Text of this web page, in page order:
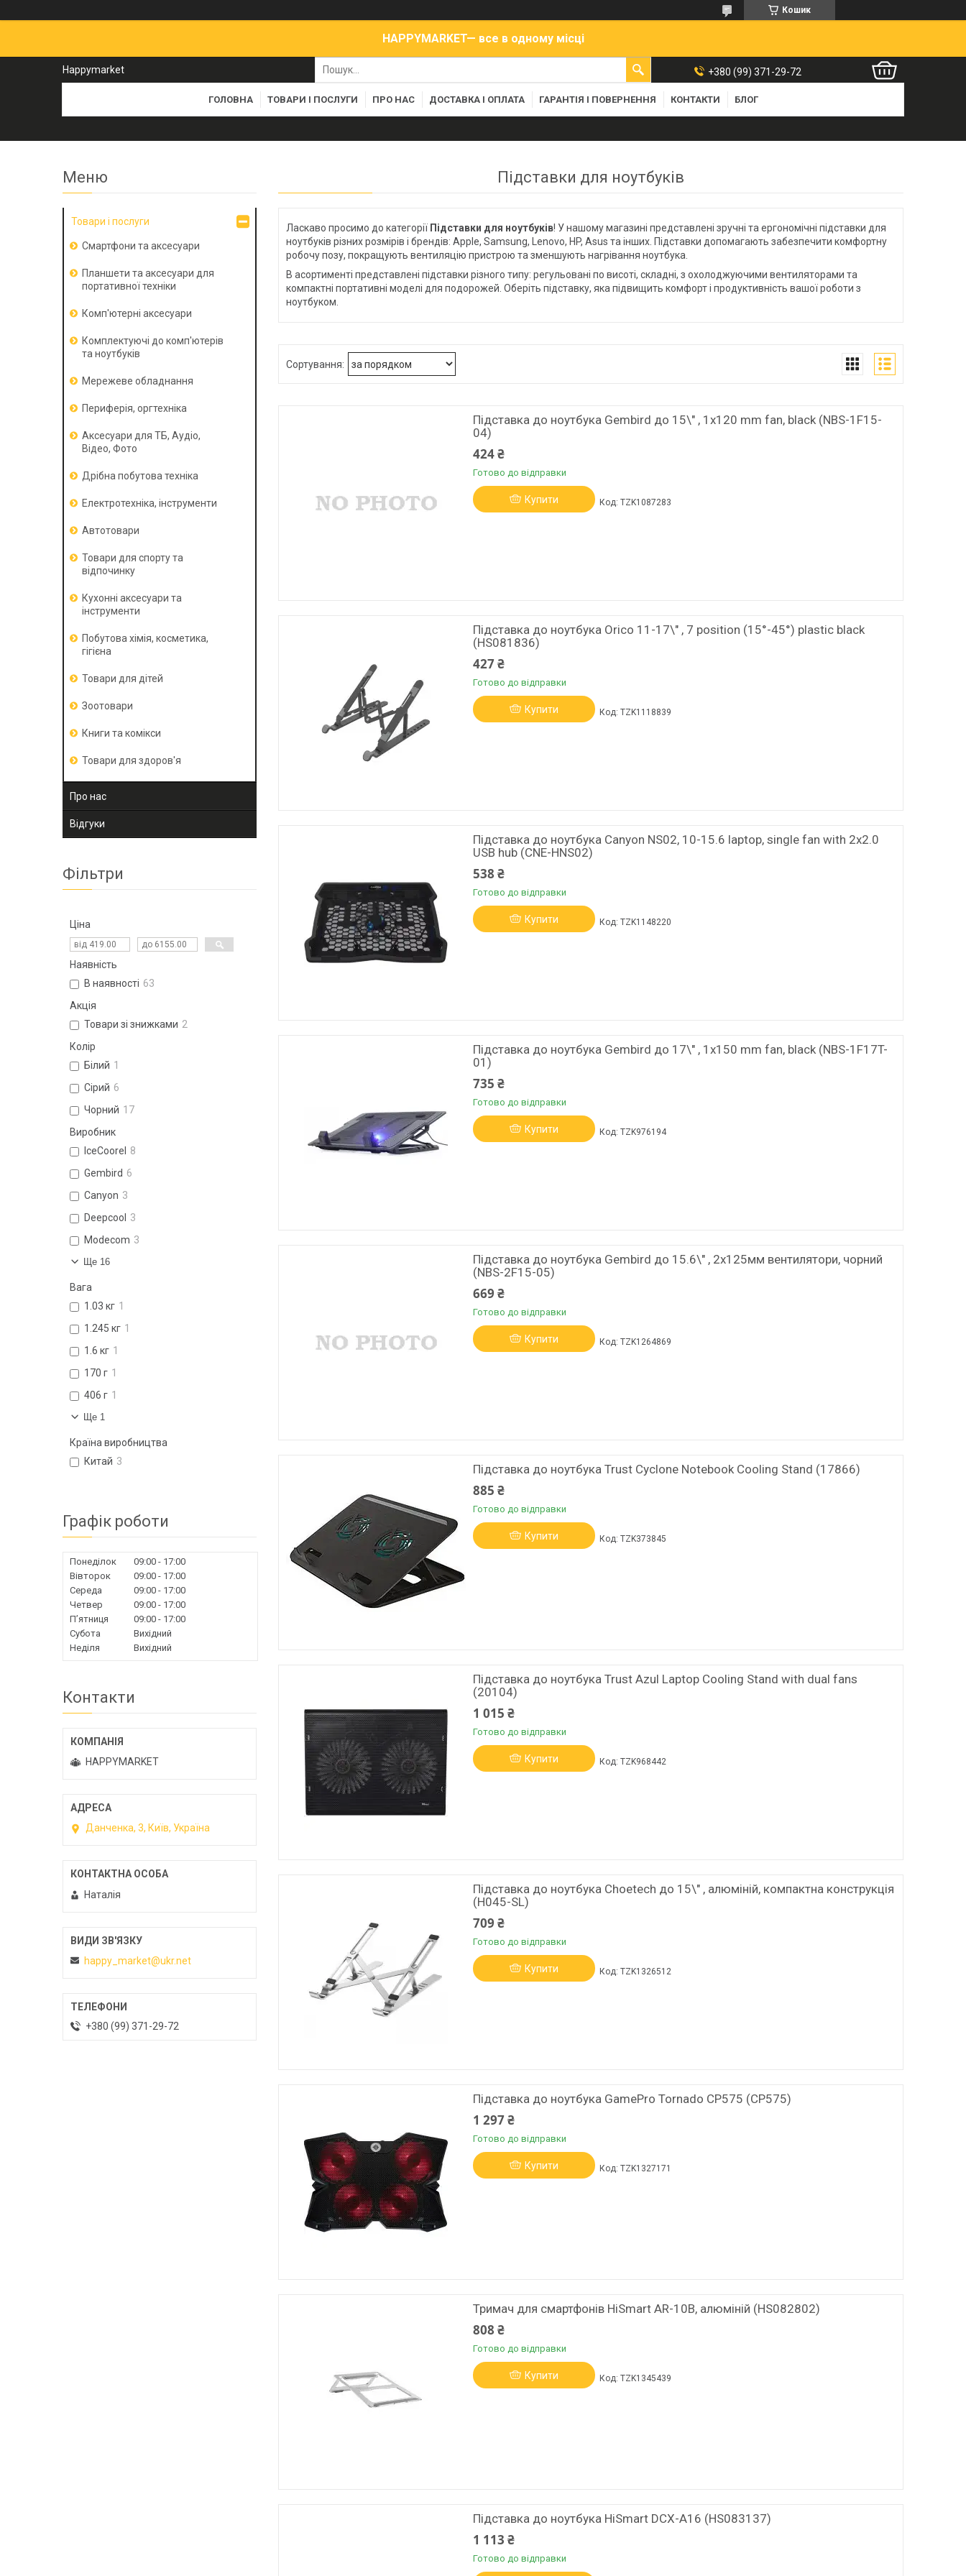
Кошик
HAPPYMARKET— все в одному місці
Happymarket +380 (99) 371-29-72
ГОЛОВНА ТОВАРИ І ПОСЛУГИ ПРО НАС ДОСТАВКА І ОПЛАТА ГАРАНТІЯ І ПОВЕРНЕННЯ КОНТАКТИ БЛОГ
Підставки для ноутбуків
Ласкаво просимо до категорії Підставки для ноутбуків! У нашому магазині представлені зручні та ергономічні підставки для
ноутбуків різних розмірів і брендів: Apple, Samsung, Lenovo, HP, Asus та інших. Підставки допомагають забезпечити комфортну
робочу позу, покращують вентиляцію пристрою та зменшують нагрівання ноутбука.
В асортименті представлені підставки різного типу: регульовані по висоті, складні, з охолоджуючими вентиляторами та
компактні портативні моделі для подорожей. Оберіть підставку, яка підвищить комфорт і продуктивність вашої роботи з
ноутбуком.
Підставка до ноутбука Gembird до 15\" , 1x120 mm fan, black (NBS-1F15-
04)
424 ₴
Готово до відправки
Купити TZK1087283
Підставка до ноутбука Orico 11-17\" , 7 position (15°-45°) plastic black
(HS081836)
427 ₴
Готово до відправки
Купити TZK1118839
Підставка до ноутбука Canyon NS02, 10-15.6 laptop, single fan with 2x2.0
USB hub (CNE-HNS02)
538 ₴
Готово до відправки
Купити TZK1148220
Підставка до ноутбука Gembird до 17\" , 1x150 mm fan, black (NBS-1F17T-
01)
735 ₴
Готово до відправки
Купити TZK976194
Підставка до ноутбука Gembird до 15.6\" , 2x125мм вентилятори, чорний
(NBS-2F15-05)
669 ₴
Готово до відправки
Купити TZK1264869
Підставка до ноутбука Trust Cyclone Notebook Cooling Stand (17866)
885 ₴
Готово до відправки
Купити TZK373845
Підставка до ноутбука Trust Azul Laptop Cooling Stand with dual fans
(20104)
1 015 ₴
Готово до відправки
Купити TZK968442
Підставка до ноутбука Choetech до 15\" , алюміній, компактна конструкція
(H045-SL)
709 ₴
Готово до відправки
Купити TZK1326512
Підставка до ноутбука GamePro Tornado CP575 (CP575)
1 297 ₴
Готово до відправки
Купити TZK1327171
Тримач для смартфонів HiSmart AR-10B, алюміній (HS082802)
808 ₴
Готово до відправки
Купити TZK1345439
Підставка до ноутбука HiSmart DCX-A16 (HS083137)
1 113 ₴
Готово до відправки
Товари і послуги
Смартфони та аксесуари
Планшети та аксесуари для
портативної техніки
Комп'ютерні аксесуари
Комплектуючі до комп'ютерів
та ноутбуків
Мережеве обладнання
Периферія, оргтехніка
Аксесуари для ТБ, Аудіо,
Відео, Фото
Дрібна побутова техніка
Електротехніка, інструменти
Автотовари
Товари для спорту та
відпочинку
Кухонні аксесуари та
інструменти
Побутова хімія, косметика,
гігієна
Товари для дітей
Зоотовари
Книги та комікси
Товари для здоров'я
Про нас
Відгуки
Фільтри
Ціна
Наявність
В наявності 63
Акція
Товари зі знижками 2
Колір
Білий 1
Сірий 6
Чорний 17
Виробник
IceCoorel
8
Gembird 6
Canyon 3
Deepcool
3
Modecom 3
Ще 16
Вага
1.03 кг 1
1.245 кг 1
1.6 кг 1
170 г 1
406 г 1
Ще 1
Країна виробництва
Китай 3
Графік роботи
Понеділок 09:00
17:00
Вівторок
09:00
17:00
Середа
09:00
17:00
Четвер
09:00
17:00
Пʼятниця
09:00
17:00
Субота
Вихідний
Неділя
Вихідний
Контакти
HAPPYMARKET
Данченка, 3, Київ, Україна
Наталія
happy_market@ukr.net
+380 (99) 371-29-72